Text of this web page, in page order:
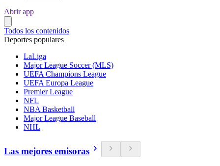
Abrir app
Todos los contenidos
Deportes populares
LaLiga
Major League Soccer (MLS)
UEFA Champions League
UEFA Europa League
Premier League
NFL
NBA Basketball
Major League Baseball
NHL
Las mejores emisoras